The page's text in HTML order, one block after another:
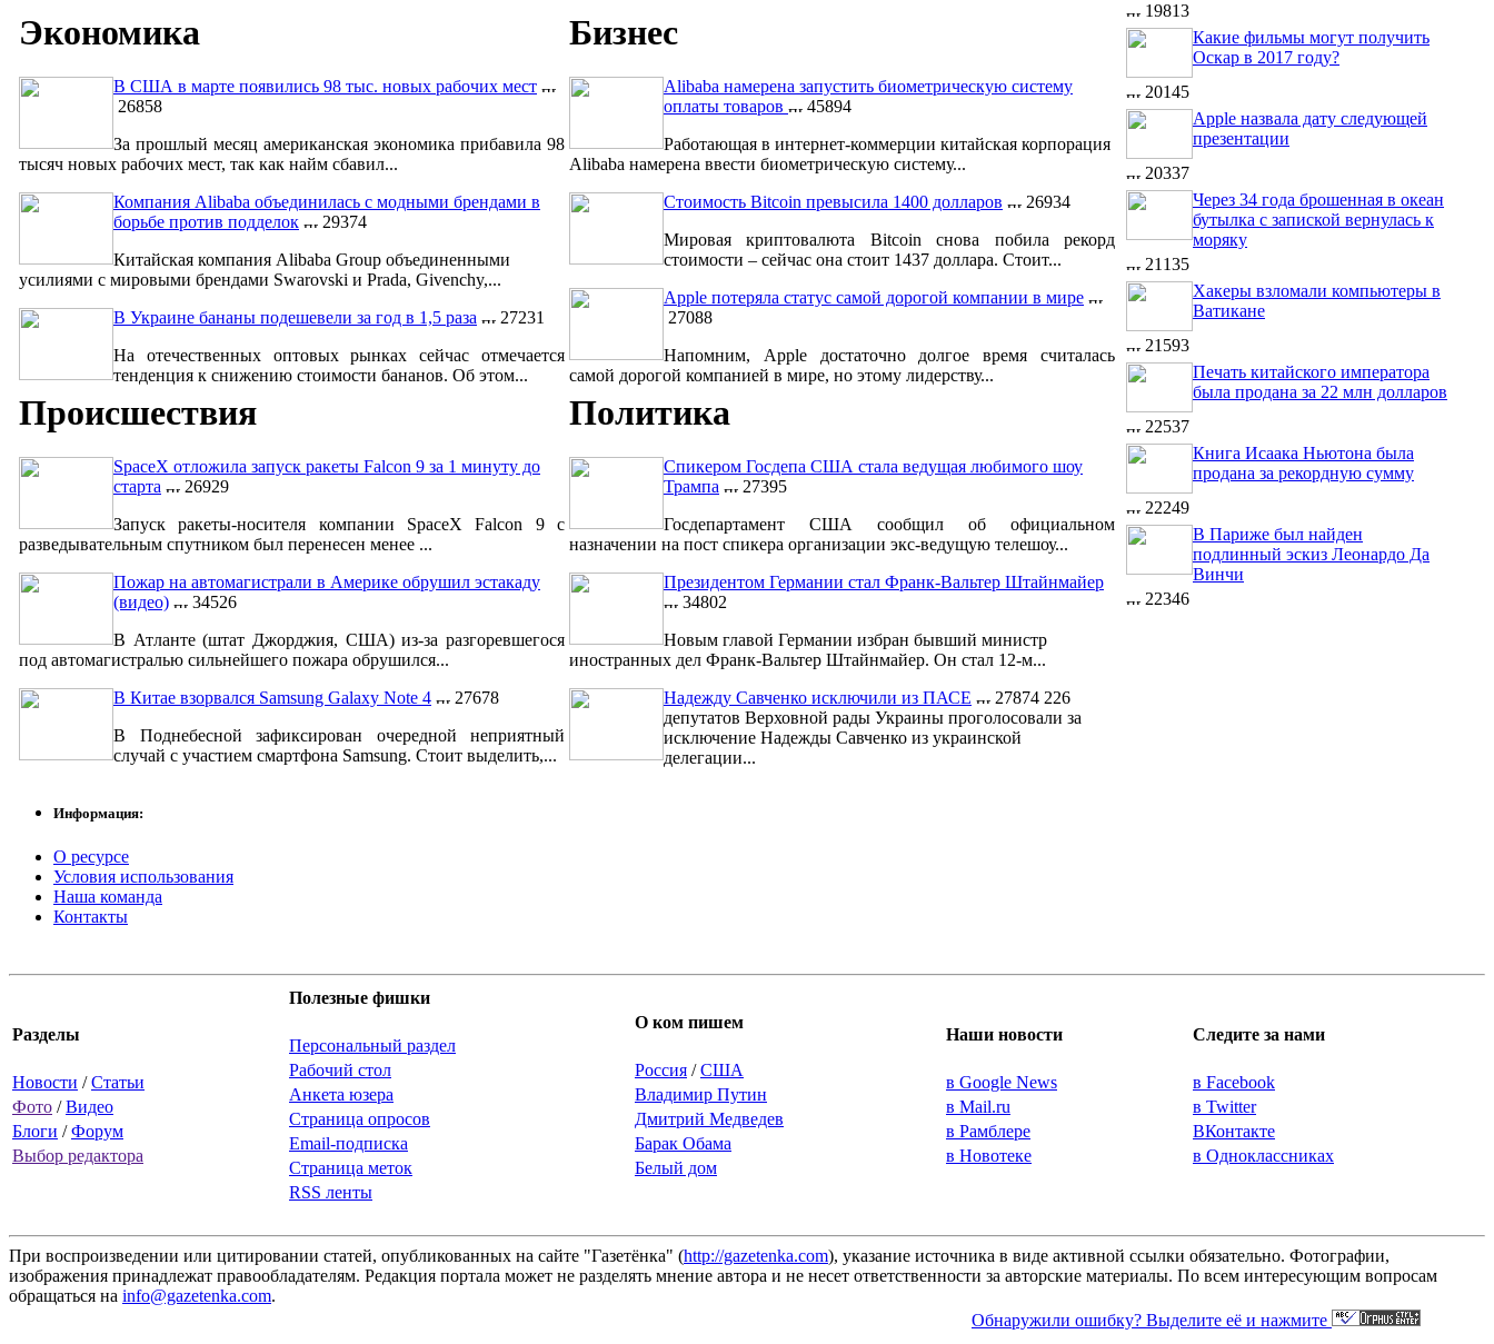
Экономика
В США в марте появились 98 тыс. новых рабочих мест
26858
За прошлый месяц американская экономика прибавила 98
тысяч новых рабочих мест, так как найм сбавил...
Компания Alibaba объединилась с модными брендами в
борьбе против подделок
29374
Китайская компания Alibaba Group объединенными
усилиями с мировыми брендами Swarovski и Prada, Givenchy,...
В Украине бананы подешевели за год в 1,5 раза
27231
На отечественных оптовых рынках сейчас отмечается
тенденция к снижению стоимости бананов. Об этом...
Бизнес
Alibaba намерена запустить биометрическую систему
оплаты товаров
45894
Работающая в интернет-коммерции китайская корпорация
Alibaba намерена ввести биометрическую систему...
Стоимость Bitcoin превысила 1400 долларов
26934
Мировая криптовалюта Bitcoin снова побила рекорд
стоимости – сейчас она стоит 1437 доллара. Стоит...
Apple потеряла статус самой дорогой компании в мире
27088
Напомним, Apple достаточно долгое время считалась
самой дорогой компанией в мире, но этому лидерству...
Происшествия
SpaceX отложила запуск ракеты Falcon 9 за 1 минуту до
старта
26929
Запуск ракеты-носителя компании SpaceX Falcon 9 с
разведывательным спутником был перенесен менее ...
Пожар на автомагистрали в Америке обрушил эстакаду
(видео)
34526
В Атланте (штат Джорджия, США) из-за разгоревшегося
под автомагистралью сильнейшего пожара обрушился...
В Китае взорвался Samsung Galaxy Note 4
27678
В Поднебесной зафиксирован очередной неприятный
случай с участием смартфона Samsung. Стоит выделить,...
Политика
Спикером Госдепа США стала ведущая любимого шоу
Трампа
27395
Госдепартамент США сообщил об официальном
назначении на пост спикера организации экс-ведущую телешоу...
Президентом Германии стал Франк-Вальтер Штайнмайер
34802
Новым главой Германии избран бывший министр
иностранных дел Франк-Вальтер Штайнмайер. Он стал 12-м...
Надежду Савченко исключили из ПАСЕ
27874 226
депутатов Верховной рады Украины проголосовали за
исключение Надежды Савченко из украинской
делегации...
19813
Какие фильмы могут получить
Оскар в 2017 году?
20145
Apple назвала дату следующей
презентации
20337
Через 34 года брошенная в океан
бутылка с запиской вернулась к
моряку
21135
Хакеры взломали компьютеры в
Ватикане
21593
Печать китайского императора
была продана за 22 млн долларов
22537
Книга Исаака Ньютона была
продана за рекордную сумму
22249
В Париже был найден
подлинный эскиз Леонардо Да
Винчи
22346
Информация:
О ресурсе
Условия использования
Наша команда
Контакты
Разделы
Новости /Статьи
Фото /Видео
Блоги /Форум
Выбор редактора
Полезные фишки
Персональный раздел
Рабочий стол
Анкета юзера
Страница опросов
Email-подписка
Страница меток
RSS ленты
О ком пишем
Россия /США
Владимир Путин
Дмитрий Медведев
Барак Обама
Белый дом
Наши новости
в Google News
в Mail.ru
в Рамблере
в Новотеке
Следите за нами
в Facebook
в Twitter
ВКонтакте
в Одноклассниках
При воспроизведении или цитировании статей, опубликованных на сайте "Газетёнка" (http://gazetenka.com), указание источника в виде активной ссылки обязательно. Фотографии,
изображения принадлежат правообладателям. Редакция портала может не разделять мнение автора и не несет ответственности за авторские материалы. По всем интересующим вопросам
обращаться на info@gazetenka.com.
Обнаружили ошибку? Выделите её и нажмите